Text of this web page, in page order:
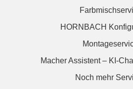
HORNBACH
Macher Assistent – KI-
Noch mehr